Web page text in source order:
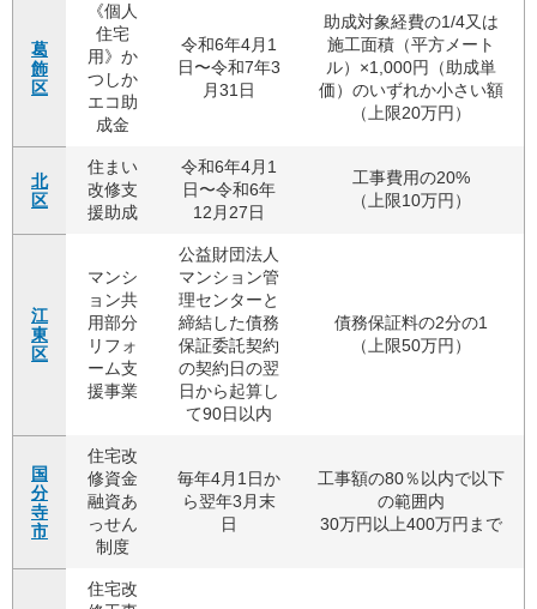
葛
飾
区
《個人
住宅
用》か
つしか
エコ助
成金
令和6年4月1
日〜令和7年3
月31日
助成対象経費の1/4又は
施工面積（平方メート
ル）×1,000円（助成単
価）のいずれか小さい額
（上限20万円）
北
区
住まい
改修支
援助成
令和6年4月1
日〜令和6年
12月27日
工事費用の20%
（上限10万円）
江
東
区
マンシ
ョン共
用部分
リフォ
ーム支
援事業
公益財団法人
マンション管
理センターと
締結した債務
保証委託契約
の契約日の翌
日から起算し
て90日以内
債務保証料の2分の1
（上限50万円）
国
分
寺
市
住宅改
修資金
融資あ
っせん
制度
毎年4月1日か
ら翌年3月末
日
工事額の80％以内で以下
の範囲内
30万円以上400万円まで
住宅改